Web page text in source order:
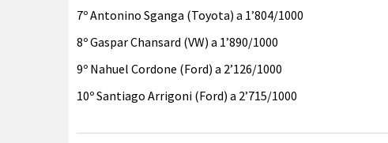
7º Antonino Sganga (Toyota) a 1’804/1000
8º Gaspar Chansard (VW) a 1’890/1000
9º Nahuel Cordone (Ford) a 2’126/1000
10º Santiago Arrigoni (Ford) a 2’715/1000